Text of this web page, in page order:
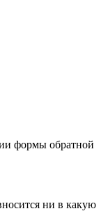
формы обратной
ни в какую